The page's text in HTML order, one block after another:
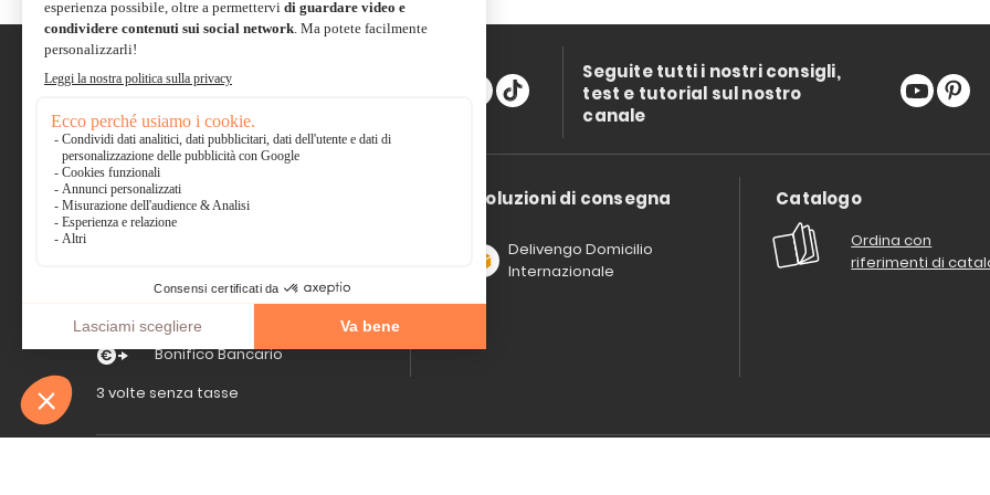
Scambiate con la comunità e
condividete le vostre
creazioni
Seguite tutti i nostri consigli,
test e tutorial sul nostro
canale
Pagamento sicuro
Paypal
Bonifico Bancario
3 volte senza tasse
*Soluzioni di consegna
Delivengo Domicilio
Internazionale
Catalogo
Ordina con
riferimenti di